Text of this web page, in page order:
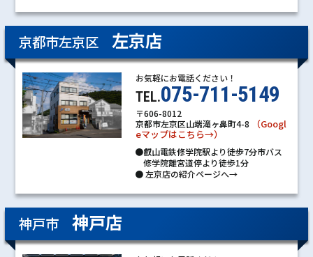
京都市左京区 左京店
お気軽にお電話ください！
TEL.075-711-5149
〒606-8012
京都市左京区山端滝ヶ鼻町4-8
（Googl
eマップはこちら→）
●叡山電鉄修学院駅より徒歩7分市バス
修学院離宮道停より徒歩1分
●左京店の紹介ページへ→
神戸市 神戸店